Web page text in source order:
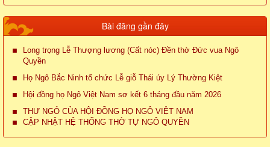
Bài đăng gần đây
Long trọng Lễ Thượng lương (Cất nóc) Đền thờ Đức vua Ngô
Quyền
Họ Ngô Bắc Ninh tổ chức Lễ giỗ Thái úy Lý Thường Kiệt
Hội đồng họ Ngô Việt Nam sơ kết 6 tháng đầu năm 2026
THƯ NGỎ CỦA HỘI ĐỒNG HỌ NGÔ VIỆT NAM
CẬP NHẬT HỆ THỐNG THỜ TỰ NGÔ QUYỀN